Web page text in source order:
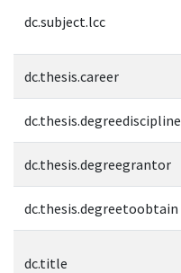
dc.subject.lcc
dc.thesis.career
dc.thesis.degreediscipline
dc.thesis.degreegrantor
dc.thesis.degreetoobtain
dc.title